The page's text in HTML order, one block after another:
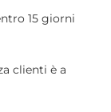
15 giorni
clienti è a